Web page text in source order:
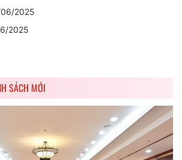
2025
2025
SÁCH MỚI